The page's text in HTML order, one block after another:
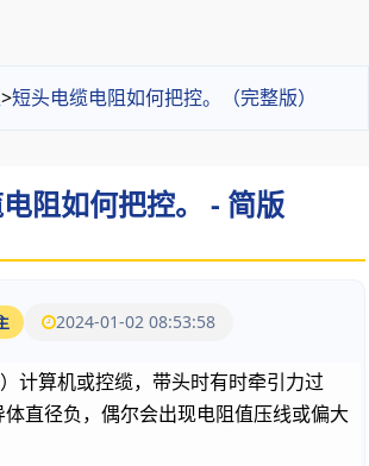
>短头电缆电阻如何把控。（完整版）
阻如何把控。 - 简版
2024-01-02 08:53:58
计算机或控缆，带头时有时牵引力过
直径负，偶尔会出现电阻值压线或偏大